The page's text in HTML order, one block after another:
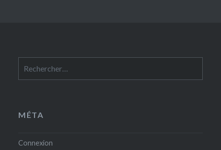
MÉTA
Connexion